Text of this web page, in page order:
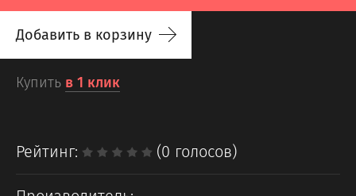
Добавить в корзину
Купить в 1 клик
Рейтинг: (0 голосов)